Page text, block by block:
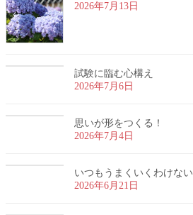
2026年7月13日
試験に臨む心構え
2026年7月6日
思いが形をつくる！
2026年7月4日
いつもうまくいくわけない
2026年6月21日